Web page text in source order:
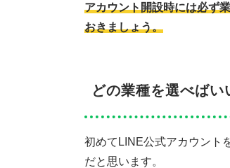
アカウント開設時には必ず
おきましょう。
どの業種を選べばい
初めてLINE公式アカウント
だと思います。